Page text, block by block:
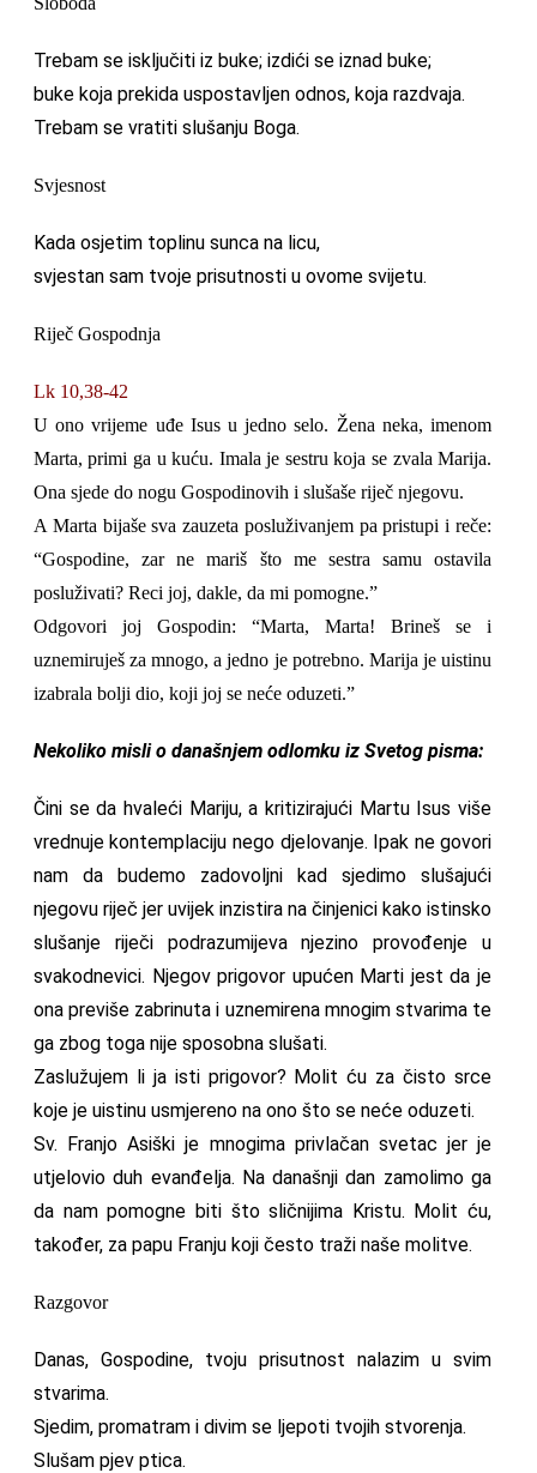
Trebam se isključiti iz buke; izdići se iznad buke;
buke koja prekida uspostavljen odnos, koja razdvaja.
Trebam se vratiti slušanju Boga.
Svjesnost
Kada osjetim toplinu sunca na licu,
svjestan sam tvoje prisutnosti u ovome svijetu.
Riječ Gospodnja
Lk 10,38-42
U ono vrijeme uđe Isus u jedno selo. Žena neka, imenom
Marta, primi ga u kuću. Imala je sestru koja se zvala Marija.
Ona sjede do nogu Gospodinovih i slušaše riječ njegovu.
A Marta bijaše sva zauzeta posluživanjem pa pristupi i reče:
“Gospodine, zar ne mariš što me sestra samu ostavila
posluživati? Reci joj, dakle, da mi pomogne.”
Odgovori joj Gospodin: “Marta, Marta! Brineš se i
uznemiruješ za mnogo, a jedno je potrebno. Marija je uistinu
izabrala bolji dio, koji joj se neće oduzeti.”
Nekoliko misli o današnjem odlomku iz Svetog pisma:
Čini se da hvaleći Mariju, a kritizirajući Martu Isus više
vrednuje kontemplaciju nego djelovanje. Ipak ne govori
nam da budemo zadovoljni kad sjedimo slušajući
njegovu riječ jer uvijek inzistira na činjenici kako istinsko
slušanje riječi podrazumijeva njezino provođenje u
svakodnevici. Njegov prigovor upućen Marti jest da je
ona previše zabrinuta i uznemirena mnogim stvarima te
ga zbog toga nije sposobna slušati.
Zaslužujem li ja isti prigovor? Molit ću za čisto srce
koje je uistinu usmjereno na ono što se neće oduzeti.
Sv. Franjo Asiški je mnogima privlačan svetac jer je
utjelovio duh evanđelja. Na današnji dan zamolimo ga
da nam pomogne biti što sličnijima Kristu. Molit ću,
također, za papu Franju koji često traži naše molitve.
Razgovor
Danas, Gospodine, tvoju prisutnost nalazim u svim
stvarima.
Sjedim, promatram i divim se ljepoti tvojih stvorenja.
Slušam pjev ptica.